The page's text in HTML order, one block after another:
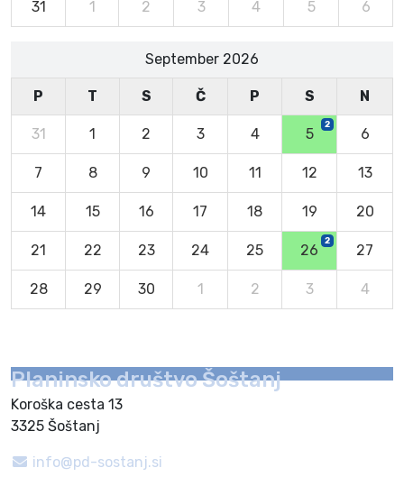
31 1 2 3 4 5 6
September 2026
P T S Č P S N
31 1 2 3 4 5
2
6
7 8 9 10 11 12 13
14 15 16 17 18 19 20
21 22 23 24 25 26
2
27
28 29 30 1 2 3 4
Planinsko društvo Šoštanj
Koroška cesta 13
3325 Šoštanj
info@pd-sostanj.si